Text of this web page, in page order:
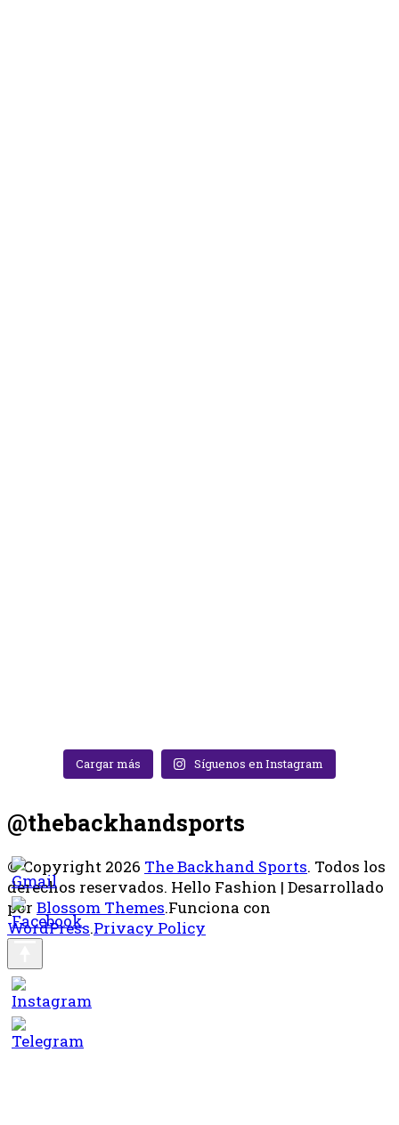
Cargar más Síguenos en Instagram
@thebackhandsports
© Copyright 2026 The Backhand Sports. Todos los
derechos reservados. Hello Fashion | Desarrollado
por Blossom Themes.Funciona con
WordPress.Privacy Policy